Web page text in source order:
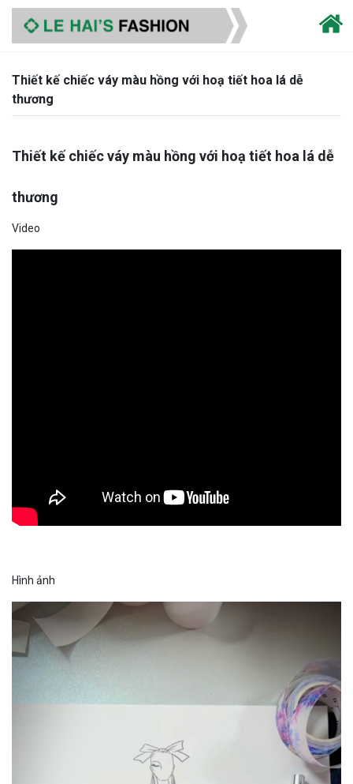
Thiết kế chiếc váy màu hồng với hoạ tiết hoa lá dễ
thương
Thiết kế chiếc váy màu hồng với hoạ tiết hoa lá dễ
thương
Video
Hình ảnh